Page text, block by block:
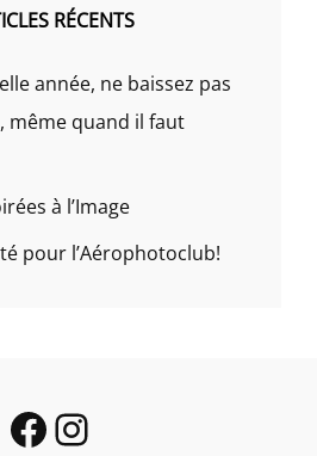
RÉCENTS
année, ne baissez pas
même quand il faut
à l’Image
pour l’Aérophotoclub!
Facebook
Instagram